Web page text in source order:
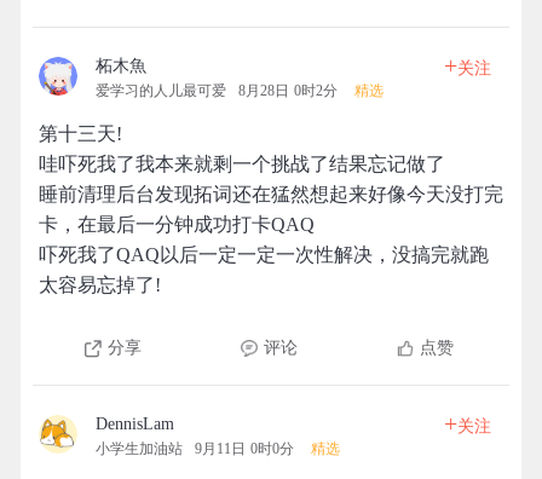
柘木魚
爱学习的人儿最可爱 8月28日 0时2分 精选
+关注
第十三天!
哇吓死我了我本来就剩一个挑战了结果忘记做了
睡前清理后台发现拓词还在猛然想起来好像今天没打完
卡，在最后一分钟成功打卡QAQ
吓死我了QAQ以后一定一定一次性解决，没搞完就跑
太容易忘掉了!
分享 评论 点赞
DennisLam
小学生加油站 9月11日 0时0分 精选
+关注